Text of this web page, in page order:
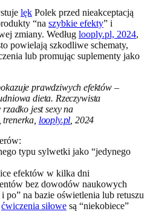
lęk Polek przed nieakceptacją
“na szybkie efekty” i
zmiany. Według looply.pl, 2024,
powielają szkodliwe schematy,
lub promując suplementy jako
prawdziwych efektów –
dieta. Rzeczywista
jest sexy na
looply.pl , 2024
typu sylwetki jako “jedynego
efektów w kilka dni
bez dowodów naukowych
i po” na bazie oświetlenia lub retuszu
ćwiczenia siłowe są “niekobiece”